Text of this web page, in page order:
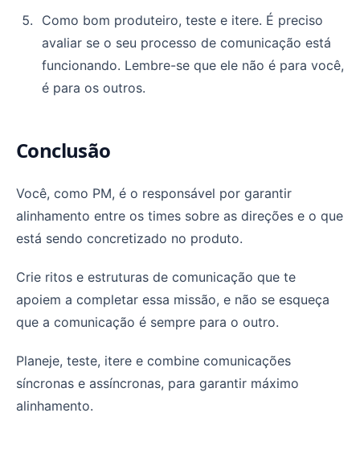
Como bom produteiro, teste e itere. É preciso
avaliar se o seu processo de comunicação está
funcionando. Lembre-se que ele não é para você,
é para os outros.
Conclusão
Você, como PM, é o responsável por garantir
alinhamento entre os times sobre as direções e o que
está sendo concretizado no produto.
Crie ritos e estruturas de comunicação que te
apoiem a completar essa missão, e não se esqueça
que a comunicação é sempre para o outro.
Planeje, teste, itere e combine comunicações
síncronas e assíncronas, para garantir máximo
alinhamento.